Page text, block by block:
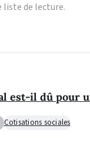
est-il dû pour
Cotisations sociales
de lecture.